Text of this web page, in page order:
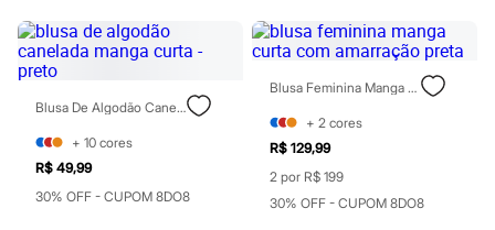
Calçados
Botas
Chinelos
Sapatos
Sandálias e Papetes
Moda esportiva
Acessórios
Camisetas
Blusa De Algodão Canelada Manga Curta - Preto
+ 10 cores
R$ 49,99
30% OFF - CUPOM 8DO8
Blusa Feminina Manga Curta Com Amarração Preta
+ 2 cores
R$ 129,99
2 por R$ 199
30% OFF - CUPOM 8DO8